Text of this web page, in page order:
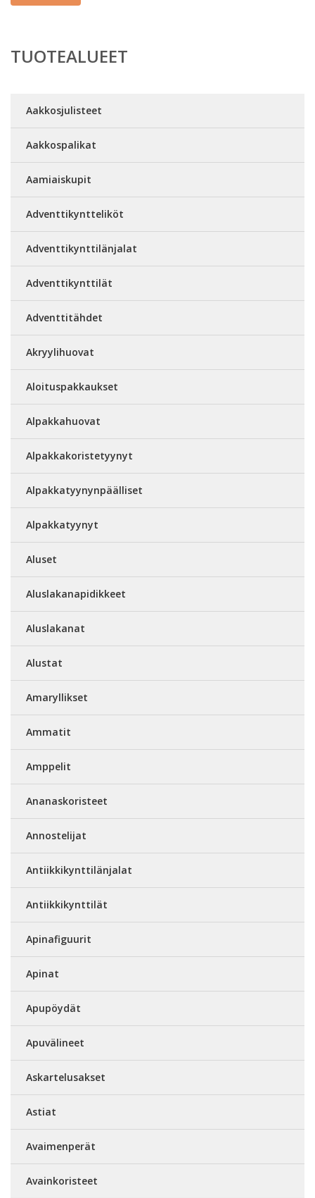
TUOTEALUEET
Aakkosjulisteet
Aakkospalikat
Aamiaiskupit
Adventtikyntteliköt
Adventtikynttilänjalat
Adventtikynttilät
Adventtitähdet
Akryylihuovat
Aloituspakkaukset
Alpakkahuovat
Alpakkakoristetyynyt
Alpakkatyynynpäälliset
Alpakkatyynyt
Aluset
Aluslakanapidikkeet
Aluslakanat
Alustat
Amaryllikset
Ammatit
Amppelit
Ananaskoristeet
Annostelijat
Antiikkikynttilänjalat
Antiikkikynttilät
Apinafiguurit
Apinat
Apupöydät
Apuvälineet
Askartelusakset
Astiat
Avaimenperät
Avainkoristeet